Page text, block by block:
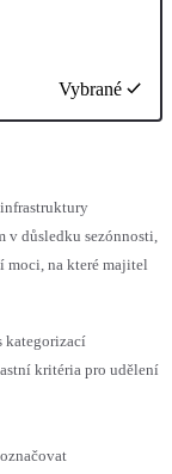
Vybrané
v důsledku sezónnosti,
moci, na které majitel
kategorizací
kritéria pro udělení